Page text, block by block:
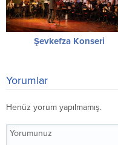
Şevkefza Konseri
Yorumlar
Henüz yorum yapılmamış.